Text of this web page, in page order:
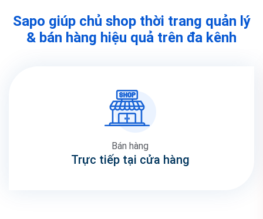
Sapo giúp chủ shop thời trang quản lý
& bán hàng hiệu quả trên đa kênh
Bán hàng
Trực tiếp tại cửa hàng